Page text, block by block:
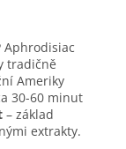
Aphrodisiac
tradičně
Ameriky
30-60 minut
– základ
extrakty.